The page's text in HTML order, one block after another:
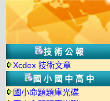
技術公報
Xcdex 技術文章
國小國中高中
國小命題題庫光碟